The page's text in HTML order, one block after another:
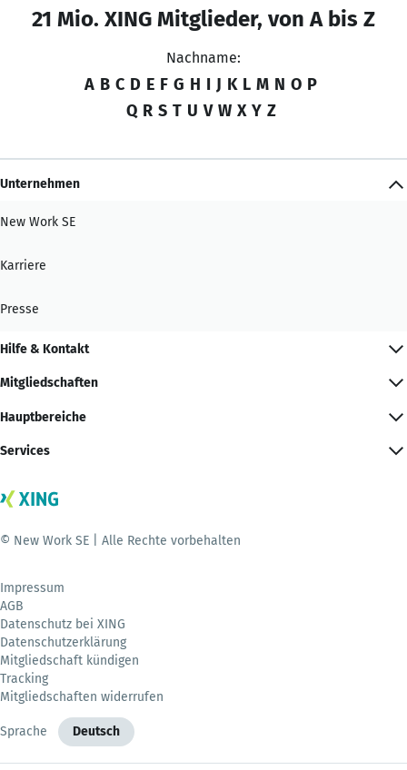
21 Mio. XING Mitglieder, von A bis Z
Nachname:
A B C D E F G H I J K L M N O P
Q R S T U V W X Y Z
Unternehmen
New Work SE
Karriere
Presse
Hilfe & Kontakt
Mitgliedschaften
Hauptbereiche
Services
© New Work SE | Alle Rechte vorbehalten
Impressum
AGB
Datenschutz bei XING
Datenschutzerklärung
Mitgliedschaft kündigen
Tracking
Mitgliedschaften widerrufen
Sprache Deutsch